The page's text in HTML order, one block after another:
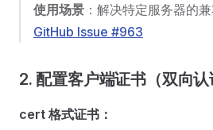
使用场景 ：解决特定服务器的
GitHub Issue #963
2. 配置客户端证书（双向认
cert 格式证书：